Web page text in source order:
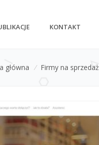
KONTAKT
główna / Firmy na sprzedaż